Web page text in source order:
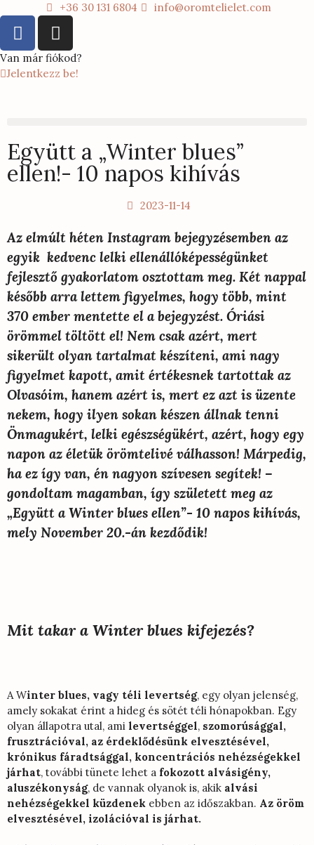
+36 30 131 6804 info@oromtelielet.com
Van már fiókod?
Jelentkezz be!
Együtt a „Winter blues”
ellen!- 10 napos kihívás
2023-11-14
Az elmúlt héten Instagram bejegyzésemben az
egyik kedvenc lelki ellenállóképességünket
fejlesztő gyakorlatom osztottam meg. Két nappal
később arra lettem figyelmes, hogy több, mint
370 ember mentette el a bejegyzést. Óriási
örömmel töltött el! Nem csak azért, mert
sikerült olyan tartalmat készíteni, ami nagy
figyelmet kapott, amit értékesnek tartottak az
Olvasóim, hanem azért is, mert ez azt is üzente
nekem, hogy ilyen sokan készen állnak tenni
Önmagukért, lelki egészségükért, azért, hogy egy
napon az életük örömtelivé válhasson! Márpedig,
ha ez így van, én nagyon szívesen segítek! –
gondoltam magamban, így született meg az
„Együtt a Winter blues ellen”- 10 napos kihívás,
mely November 20.-án kezdődik!
Mit takar a Winter blues kifejezés?
A Winter blues, vagy téli levertség, egy olyan jelenség,
amely sokakat érint a hideg és sötét téli hónapokban. Egy
olyan állapotra utal, ami levertséggel, szomorúsággal,
frusztrációval, az érdeklődésünk elvesztésével,
krónikus fáradtsággal, koncentrációs nehézségekkel
járhat, további tünete lehet a fokozott alvásigény,
aluszékonyság, de vannak olyanok is, akik alvási
nehézségekkel küzdenek ebben az időszakban. Az öröm
elvesztésével, izolációval is járhat.